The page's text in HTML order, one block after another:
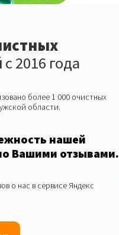
с 2016 года
более 1 000 очистных
области.
нашей
Вашими отзывами.
о нас в сервисе Яндекс